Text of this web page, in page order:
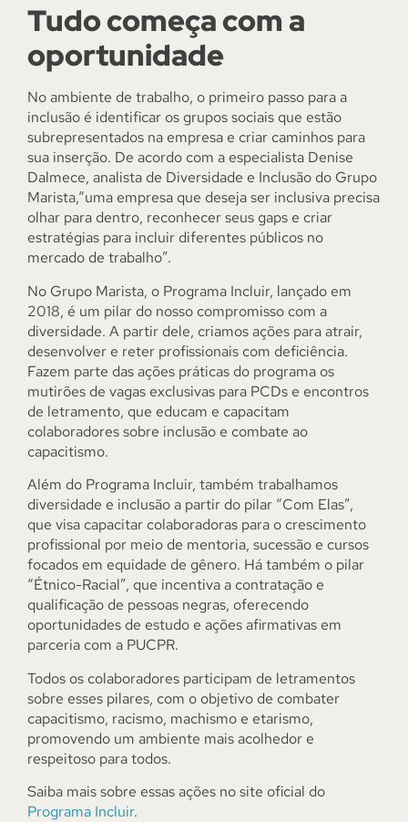
Tudo começa com a
oportunidade
No ambiente de trabalho, o primeiro passo para a
inclusão é identificar os grupos sociais que estão
subrepresentados na empresa e criar caminhos para
sua inserção. De acordo com a especialista Denise
Dalmece, analista de Diversidade e Inclusão do Grupo
Marista,“uma empresa que deseja ser inclusiva precisa
olhar para dentro, reconhecer seus gaps e criar
estratégias para incluir diferentes públicos no
mercado de trabalho”.
No Grupo Marista, o Programa Incluir, lançado em
2018, é um pilar do nosso compromisso com a
diversidade. A partir dele, criamos ações para atrair,
desenvolver e reter profissionais com deficiência.
Fazem parte das ações práticas do programa os
mutirões de vagas exclusivas para PCDs e encontros
de letramento, que educam e capacitam
colaboradores sobre inclusão e combate ao
capacitismo.
Além do Programa Incluir, também trabalhamos
diversidade e inclusão a partir do pilar “Com Elas”,
que visa capacitar colaboradoras para o crescimento
profissional por meio de mentoria, sucessão e cursos
focados em equidade de gênero. Há também o pilar
“Étnico-Racial”, que incentiva a contratação e
qualificação de pessoas negras, oferecendo
oportunidades de estudo e ações afirmativas em
parceria com a PUCPR.
Todos os colaboradores participam de letramentos
sobre esses pilares, com o objetivo de combater
capacitismo, racismo, machismo e etarismo,
promovendo um ambiente mais acolhedor e
respeitoso para todos.
Saiba mais sobre essas ações no site oficial do
Programa Incluir.